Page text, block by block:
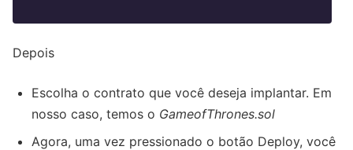
Depois
Escolha o contrato que você deseja implantar. Em
nosso caso, temos o GameofThrones.sol
Agora, uma vez pressionado o botão Deploy, você